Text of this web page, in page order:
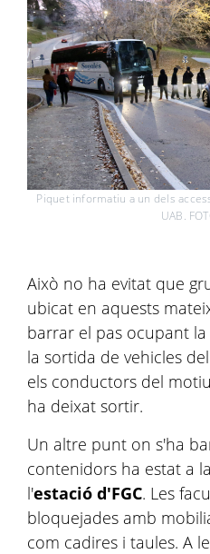
Piquet informatiu a un dels
UAB.
Això no ha evitat que
ubicat en aquests
barrar el pas ocupant la
la sortida de vehicles
els conductors del
ha deixat sortir.
Un altre punt on s'ha
contenidors ha estat a la
l'estació d'FGC. Les
bloquejades amb
com cadires i taules. A